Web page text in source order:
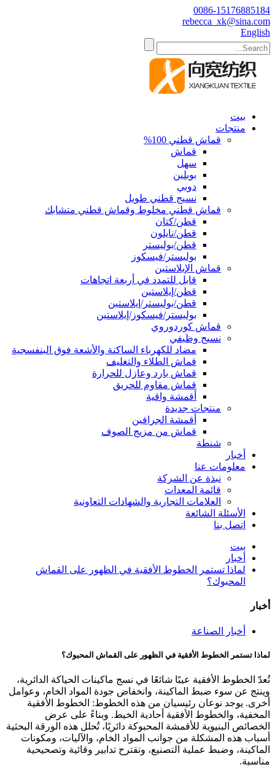
0086-15176885184
rebecca_xk@sina.com
English
بيت
منتجات
قماش قطني 100%
قماش
سهل
بوبلين
دوبي
نسيج قطني طويل
قماش قطني مخلوط وقماش قطني متشابك
قطن/كتان
قطن/نايلون
قطن/بوليستر
بوليستر/فيسكوز
قماش الإيلاستين
قابل للتمدد في أربعة اتجاهات
قطن/إيلاستين
قطن/بوليستر/إيلاستين
بوليستر/فيسكوز/إيلاستين
قماش كوردوروي
نسيج وظيفي
مضاد للكهرباء الساكنة والأشعة فوق البنفسجية
قماش الطلاء والتغليف
قماش بارد وعازل للحرارة
قماش مقاوم للحريق
أقمشة واقية
منتجات جديدة
أقمشة الجرافين
قماش من مزيج الصوف
شنطة
أخبار
معلومات عنا
نبذة عن الشركة
قائمة المعدات
العلامات التجارية والشهادات التعاونية
الأسئلة الشائعة
اتصل بنا
بيت
أخبار
لماذا تستمر الخطوط الأفقية في الظهور على القماش
المحبوك؟
أخبار
أخبار الصناعة
لماذا تستمر الخطوط الأفقية في الظهور على القماش المحبوك؟
تُعدّ الخطوط الأفقية عيبًا شائعًا في نسج ماكينات الحياكة الدائرية،
وينتج عن سوء ضبط الماكينة، وانخفاض جودة المواد الخام، وعوامل
أخرى. يوجد نوعان رئيسيان من هذه الخطوط: الخطوط الأفقية
المخفية، والخطوط الأفقية أحادية الخيط. وبناءً على عرض
الخصائص البنيوية للأقمشة المحبوكة دائريًا، تُحلل هذه الورقة البحثية
أسباب هذه المشكلة من جوانب المواد الخام، والآليات، ومكونات
الماكينة، وضبط عملية التصنيع، وتقترح تدابير وقائية وتصحيحية
مناسبة.